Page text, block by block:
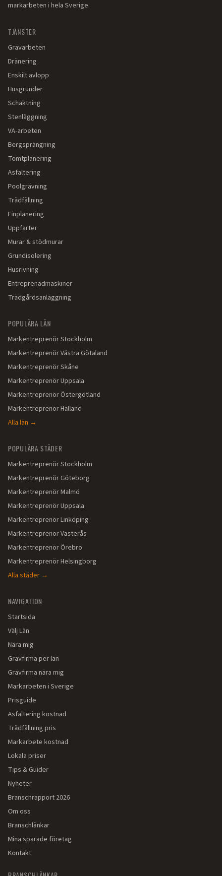
markarbeten i hela Sverige.
TJÄNSTER
Grävarbeten
Dränering
Enskilt avlopp
Husgrunder
Schaktning
Stenläggning
VA-arbeten
Bergsprängning
Tomtplanering
Asfaltering
Poolgrävning
Trädfällning
Finplanering
Uppfarter
Murar & stödmurar
Grundisolering
Husrivning
Entreprenadmaskiner
Trädgårdsanläggning
POPULÄRA LÄN
MarkentreprenörStockholm
MarkentreprenörVästra Götaland
MarkentreprenörSkåne
MarkentreprenörUppsala
MarkentreprenörÖstergötland
MarkentreprenörHalland
Alla län →
POPULÄRA STÄDER
MarkentreprenörStockholm
MarkentreprenörGöteborg
MarkentreprenörMalmö
MarkentreprenörUppsala
MarkentreprenörLinköping
MarkentreprenörVästerås
MarkentreprenörÖrebro
MarkentreprenörHelsingborg
Alla städer →
NAVIGATION
Startsida
Välj Län
Nära mig
Grävfirma per län
Grävfirma nära mig
Markarbeten i Sverige
Prisguide
Asfaltering kostnad
Trädfällning pris
Markarbete kostnad
Lokala priser
Tips & Guider
Nyheter
Branschrapport 2026
Om oss
Branschlänkar
Mina sparade företag
Kontakt